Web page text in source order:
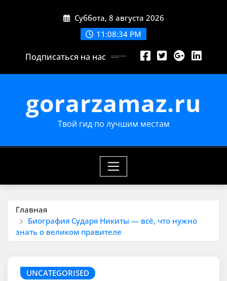
Суббота, 8 августа 2026
11:08:35 PM
Подписаться на нас
gorarzamaz.ru
Твой гид по лучшим местам
Главная
Биография Сударя Никиты — всё, что нужно
знать о великом правителе
UNCATEGORISED